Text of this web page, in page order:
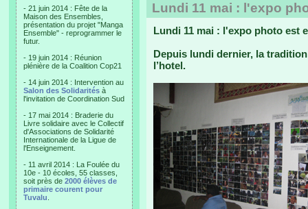
- 21 juin 2014 : Fête de la
Maison des Ensembles,
présentation du projet "Manga
Ensemble" - reprogrammer le
futur.
- 19 juin 2014 : Réunion
plénière de la Coalition Cop21
- 14 juin 2014 : Intervention au
Salon des Solidarités à
l'invitation de Coordination Sud
- 17 mai 2014 : Braderie du
Livre solidaire avec le Collectif
d'Associations de Solidarité
Internationale de la Ligue de
l'Enseignement.
- 11 avril 2014 : La Foulée du
10e - 10 écoles, 55 classes,
soit près de 2000 élèves de
primaire courent pour
Tuvalu
Lundi 11 mai : l'expo
Lundi 11 mai : l'expo photo est
Depuis lundi dernier, la
l’hotel.